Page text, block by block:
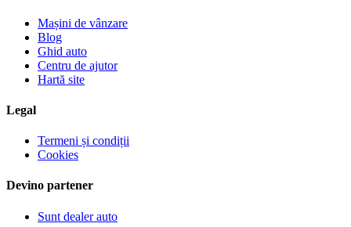
Mașini de vânzare
Blog
Ghid auto
Centru de ajutor
Hartă site
Legal
Termeni și condiții
Cookies
Devino partener
Sunt dealer auto